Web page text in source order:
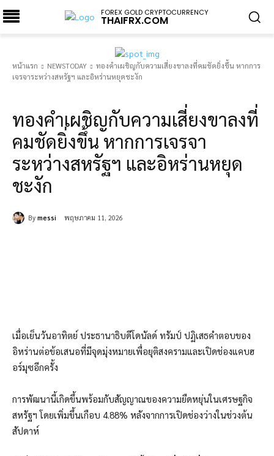
FOREX GOLD CRYPTOCURRENCY
THAIFRX.COM
หน้าแรก NEWSTODAY
ทองคำเผชิญกับความเสี่ยงขาลงที่คมชัดยิ่งขึ้น หากการ
เจรจาระหว่างสหรัฐฯ และอิหร่านหยุดชะงัก
ทองคำเผชิญกับความเสี่ยงขาลงที่
คมชัดยิ่งขึ้น หากการเจรจา
ระหว่างสหรัฐฯ และอิหร่านหยุด
ชะงัก
By messi พฤษภาคม 11, 2026
เมื่อเย็นวันอาทิตย์ ประธานาธิบดีโดนัลด์ ทรัมป์ ปฏิเสธคำตอบของ
อิหร่านต่อข้อเสนอที่มีจุดมุ่งหมายเพื่อยุติสงครามและเปิดช่องแคบฮ
อร์มุซอีกครั้ง
การพัฒนานี้เกิดขึ้นพร้อมกับสัญญาณของความยืดหยุ่นในเศรษฐกิจ
สหรัฐฯ โดยเพิ่มขึ้นเกือบ 4.88% หลังจากการเปิดช่องว่างในช่วงต้น
สัปดาห์